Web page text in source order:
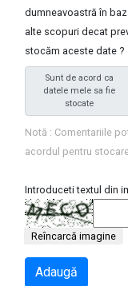
dumneavoastră în
alte scopuri decat
stocăm aceste date ?
Sunt de acord ca
datele mele sa fie
stocate
Notă : Comentariile
acordul pentru
Introduceti textul din
Reîncarcă imagine
Adaugă